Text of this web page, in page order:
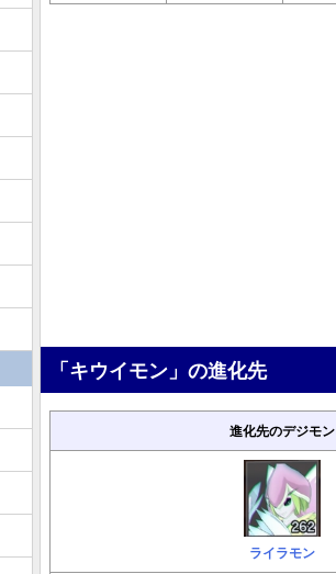
「キウイモン」の進化先
進化先のデジモン
ライラモン